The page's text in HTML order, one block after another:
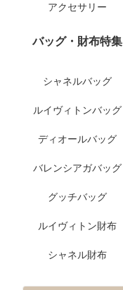
アクセサリー
バッグ・財布特集
シャネルバッグ
ルイヴィトンバッグ
ディオールバッグ
バレンシアガバッグ
グッチバッグ
ルイヴィトン財布
シャネル財布